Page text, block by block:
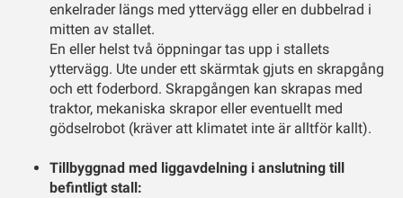
enkelrader längs med yttervägg eller en dubbelrad i
mitten av stallet.
En eller helst två öppningar tas upp i stallets
yttervägg. Ute under ett skärmtak gjuts en skrapgång
och ett foderbord. Skrapgången kan skrapas med
traktor, mekaniska skrapor eller eventuellt med
gödselrobot (kräver att klimatet inte är alltför kallt).
Tillbyggnad med liggavdelning i anslutning till
befintligt stall: